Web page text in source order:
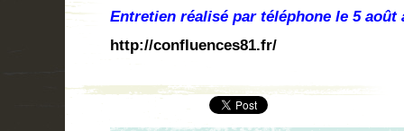
Entretien réalisé par téléphone le 5 août
http://confluences81.fr/